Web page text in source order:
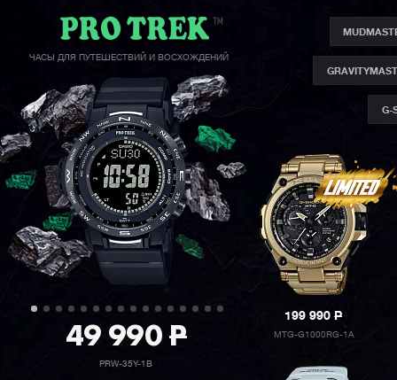
ЧАСЫ ДЛЯ ПУТЕШЕСТВИЙ И ВОСХОЖДЕНИЙ
49 990P
PRW-35Y-1B
G-
199 990P
MTG-G1000RG-1A